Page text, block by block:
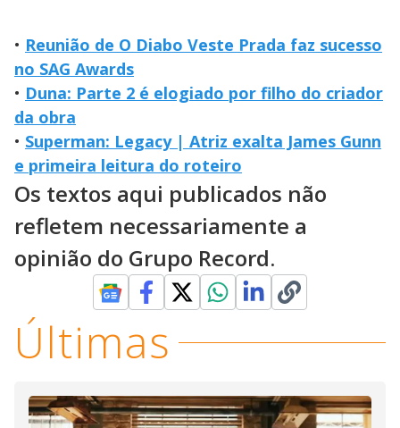
• Reunião de O Diabo Veste Prada faz sucesso
no SAG Awards
• Duna: Parte 2 é elogiado por filho do criador
da obra
• Superman: Legacy | Atriz exalta James Gunn
e primeira leitura do roteiro
Os textos aqui publicados não
refletem necessariamente a
opinião do Grupo Record.
Últimas